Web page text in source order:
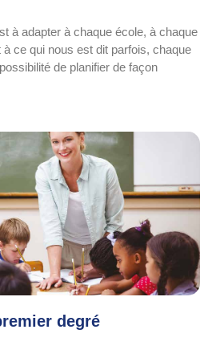
à adapter à chaque école, à chaque
ce qui nous est dit parfois, chaque
de planifier de façon
degré